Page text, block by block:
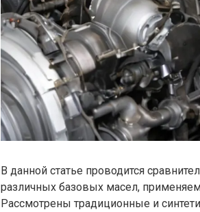
В данной статье проводится
различных базовых масел,
Рассмотрены традиционные и